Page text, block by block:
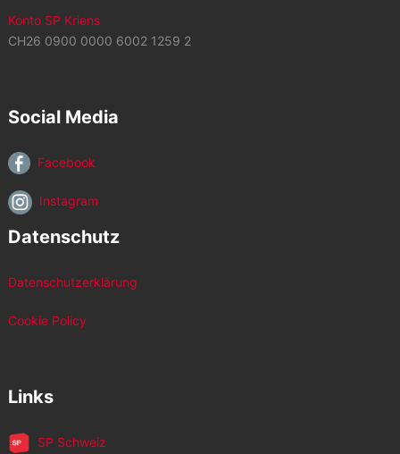
Konto SP Kriens
CH26 0900 0000 6002 1259 2
Social Media
Facebook
Instagram
Datenschutz
Datenschutzerklärung
Cookie Policy
Links
SP Schweiz